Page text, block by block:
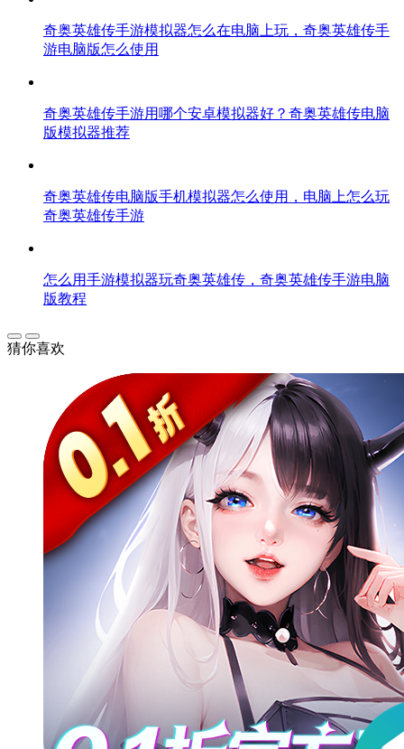
奇奥英雄传手游模拟器怎么在电脑上玩，奇奥英雄传手
游电脑版怎么使用
奇奥英雄传手游用哪个安卓模拟器好？奇奥英雄传电脑
版模拟器推荐
奇奥英雄传电脑版手机模拟器怎么使用，电脑上怎么玩
奇奥英雄传手游
怎么用手游模拟器玩奇奥英雄传，奇奥英雄传手游电脑
版教程
猜你喜欢